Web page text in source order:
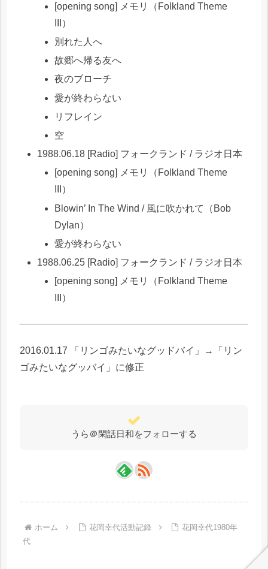
[opening song] メモリ（Folkland Theme
III）
別れた人へ
故郷へ帰る友へ
夜のブローチ
愛が終わらない
リフレイン
空
1988.06.18 [Radio] フォークランド / ラジオ日本
[opening song] メモリ（Folkland Theme
III）
Blowin’ In The Wind / 風に吹かれて（Bob
Dylan）
愛が終わらない
1988.06.25 [Radio] フォークランド / ラジオ日本
[opening song] メモリ（Folkland Theme
III）
2016.01.17 「リンゴみたいなグッドバイ」→「リン
ゴみたいなグッバイ」に修正
うら＠閑話日和をフォローする
ホーム 花岡幸代活動記録
花岡幸代1980年
代